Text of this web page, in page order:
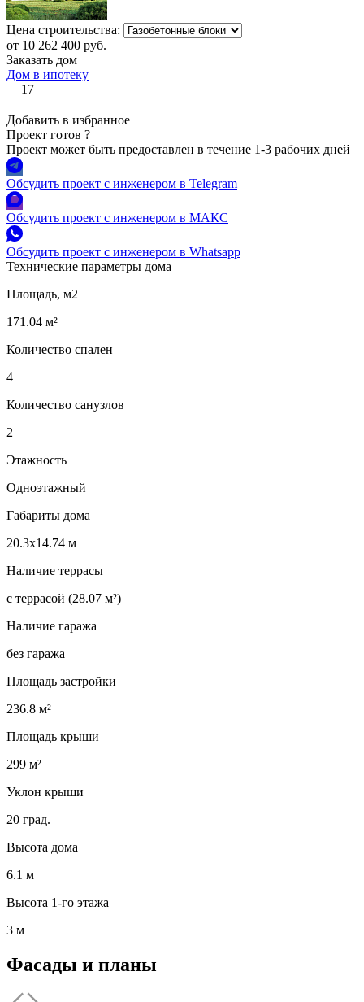
Цена строительства:
от 10 262 400 руб.
Заказать дом
Дом в ипотеку
17
Добавить в избранное
Проект готов ?
Проект может быть предоставлен в течение 1-3 рабочих дней
Обсудить проект с инженером в Telegram
Обсудить проект с инженером в МАКС
Обсудить проект с инженером в Whatsapp
Технические параметры дома
Площадь, м2
171.04 м²
Количество спален
4
Количество санузлов
2
Этажность
Одноэтажный
Габариты дома
20.3х14.74 м
Наличие террасы
с террасой (28.07 м²)
Наличие гаража
без гаража
Площадь застройки
236.8 м²
Площадь крыши
299 м²
Уклон крыши
20 град.
Высота дома
6.1 м
Высота 1-го этажа
3 м
Фасады и планы